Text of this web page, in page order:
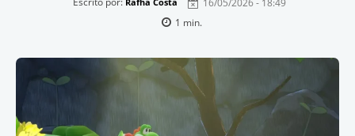
1 min.